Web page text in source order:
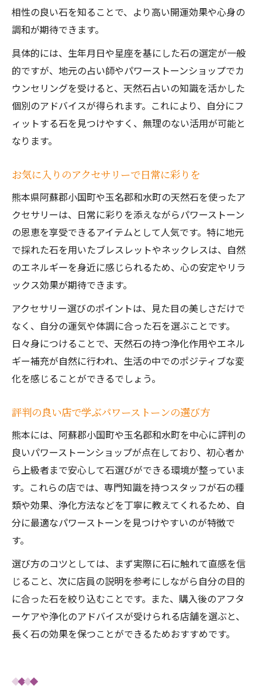
相性の良い石を知ることで、より高い開運効果や心身の
調和が期待できます。
具体的には、生年月日や星座を基にした石の選定が一般
的ですが、地元の占い師やパワーストーンショップでカ
ウンセリングを受けると、天然石占いの知識を活かした
個別のアドバイスが得られます。これにより、自分にフ
ィットする石を見つけやすく、無理のない活用が可能と
なります。
お気に入りのアクセサリーで日常に彩りを
熊本県阿蘇郡小国町や玉名郡和水町の天然石を使ったア
クセサリーは、日常に彩りを添えながらパワーストーン
の恩恵を享受できるアイテムとして人気です。特に地元
で採れた石を用いたブレスレットやネックレスは、自然
のエネルギーを身近に感じられるため、心の安定やリラ
ックス効果が期待できます。
アクセサリー選びのポイントは、見た目の美しさだけで
なく、自分の運気や体調に合った石を選ぶことです。
日々身につけることで、天然石の持つ浄化作用やエネル
ギー補充が自然に行われ、生活の中でのポジティブな変
化を感じることができるでしょう。
評判の良い店で学ぶパワーストーンの選び方
熊本には、阿蘇郡小国町や玉名郡和水町を中心に評判の
良いパワーストーンショップが点在しており、初心者か
ら上級者まで安心して石選びができる環境が整っていま
す。これらの店では、専門知識を持つスタッフが石の種
類や効果、浄化方法などを丁寧に教えてくれるため、自
分に最適なパワーストーンを見つけやすいのが特徴で
す。
選び方のコツとしては、まず実際に石に触れて直感を信
じること、次に店員の説明を参考にしながら自分の目的
に合った石を絞り込むことです。また、購入後のアフタ
ーケアや浄化のアドバイスが受けられる店舗を選ぶと、
長く石の効果を保つことができるためおすすめです。